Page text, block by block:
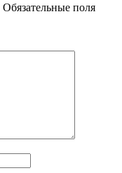
Обязательные поля